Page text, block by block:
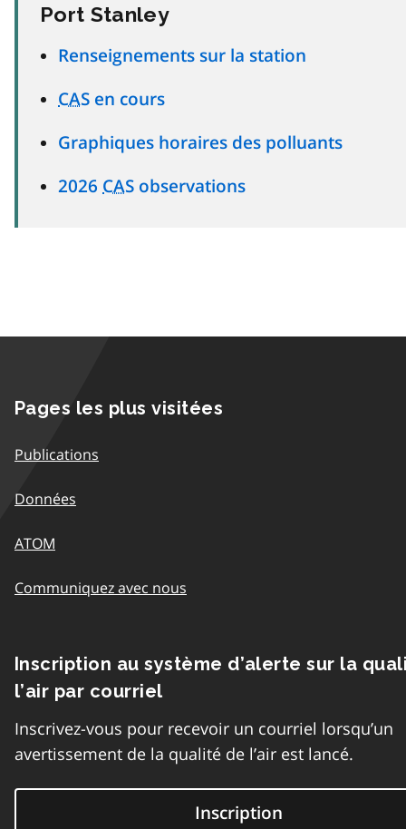
Port Stanley
Renseignements sur la station
CAS en cours
Graphiques horaires des polluants
2026 CAS observations
Pages les plus visitées
Publications
Données
ATOM
Communiquez avec nous
Inscription au système d’alerte sur la
l’air par courriel
Inscrivez-vous pour recevoir un courriel lorsqu’un
avertissement de la qualité de l’air est lancé.
Inscription